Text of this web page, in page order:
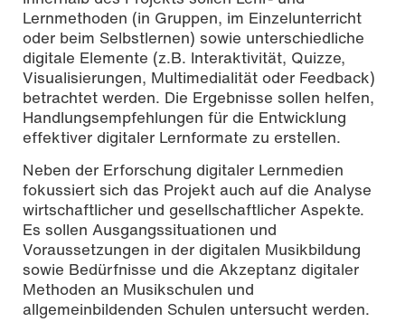
Lernmethoden (in Gruppen, im Einzelunterricht
oder beim Selbstlernen) sowie unterschiedliche
digitale Elemente (z.B. Interaktivität, Quizze,
Visualisierungen, Multimedialität oder Feedback)
betrachtet werden. Die Ergebnisse sollen helfen,
Handlungsempfehlungen für die Entwicklung
effektiver digitaler Lernformate zu erstellen.
Neben der Erforschung digitaler Lernmedien
fokussiert sich das Projekt auch auf die Analyse
wirtschaftlicher und gesellschaftlicher Aspekte.
Es sollen Ausgangssituationen und
Voraussetzungen in der digitalen Musikbildung
sowie Bedürfnisse und die Akzeptanz digitaler
Methoden an Musikschulen und
allgemeinbildenden Schulen untersucht werden.